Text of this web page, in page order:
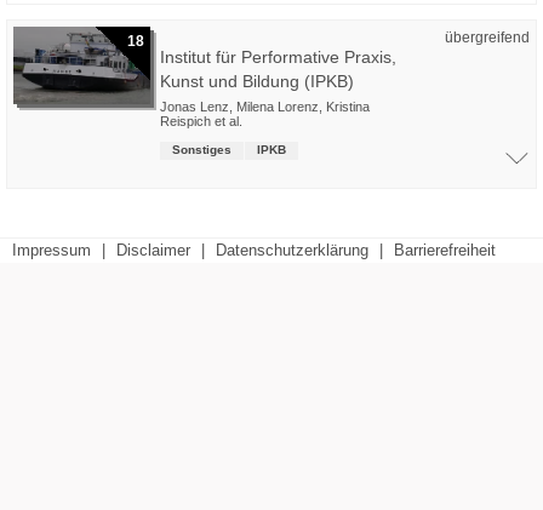
18 übergreifend
Institut für Performative Praxis,
Kunst und Bildung (IPKB)
Jonas Lenz Milena Lorenz
Kristina
Reispich et al.
Sonstiges IPKB
Impressum Disclaimer Datenschutzerklärung Barrierefreiheit